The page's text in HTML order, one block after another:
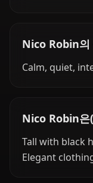
Nico Robin의
Calm, quiet,
Nico Robin은
Tall with black
Elegant